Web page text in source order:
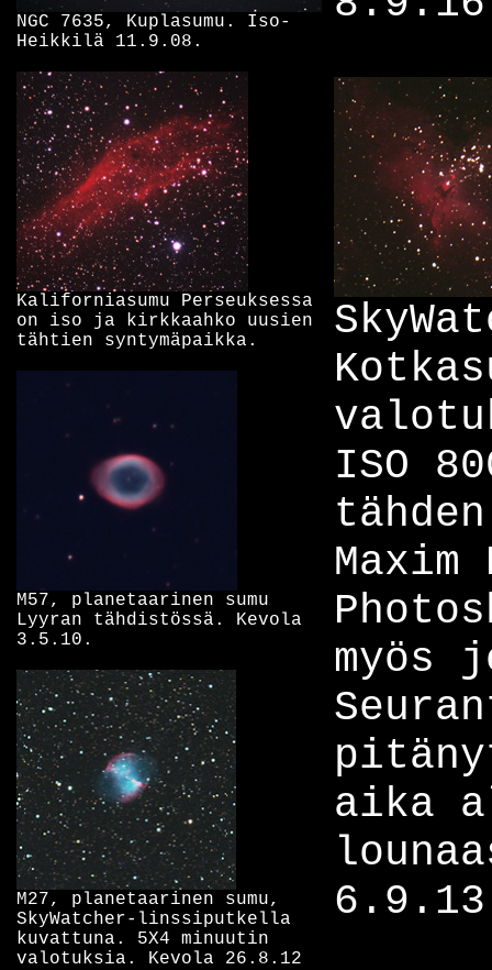
NGC 7635, Kuplasumu. Iso-
Heikkilä 11.9.08.
Kaliforniasumu Perseuksessa
on iso ja kirkkaahko uusien
tähtien syntymäpaikka.
M57, planetaarinen sumu
Lyyran tähdistössä. Kevola
3.5.10.
M27, planetaarinen sumu,
SkyWatcher-linssiputkella
kuvattuna. 5X4 minuutin
valotuksia. Kevola 26.8.12
ISO
myös
aika
6.9.13